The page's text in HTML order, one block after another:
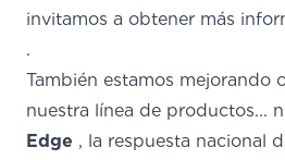
invitamos a obtener más
.
También estamos mejorando
nuestra línea de productos...
Edge , la respuesta nacional